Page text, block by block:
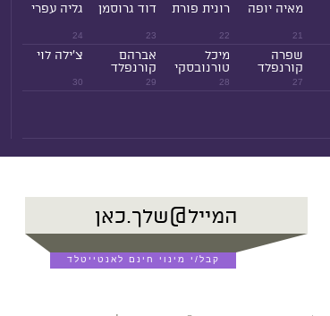
21
מאיה יופה
22
רונית פורת
23
דוד גרוסמן
24
גליה עפרי
27
שפרה
קורנפלד
28
מיכל
טורנובסקי
29
אברהם
קורנפלד
30
צ'ילה לוי